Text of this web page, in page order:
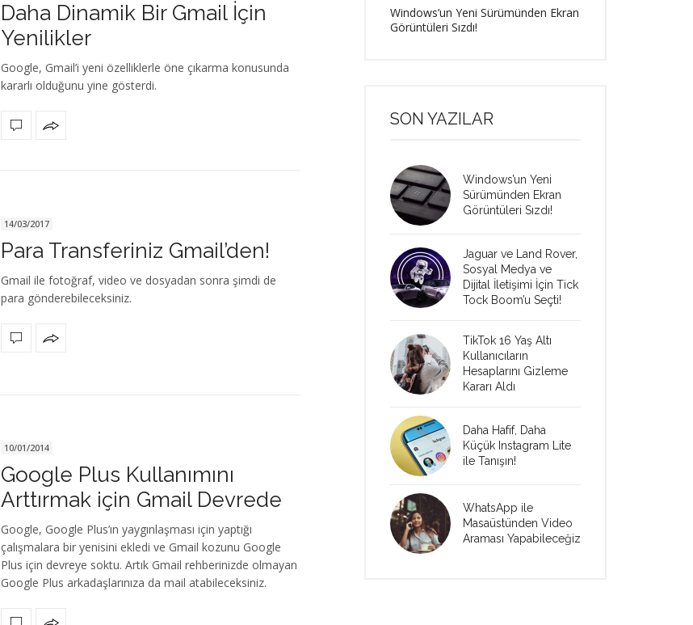
Daha Dinamik Bir Gmail İçin
Yenilikler
Google, Gmail’i yeni özelliklerle öne çıkarma konusunda
kararlı olduğunu yine gösterdi.
14/03/2017
Para Transferiniz Gmail’den!
Gmail ile fotoğraf, video ve dosyadan sonra şimdi de
para gönderebileceksiniz.
10/01/2014
Google Plus Kullanımını
Arttırmak için Gmail Devrede
Google, Google Plus’ın yaygınlaşması için yaptığı
çalışmalara bir yenisini ekledi ve Gmail kozunu Google
Plus için devreye soktu. Artık Gmail rehberinizde olmayan
Google Plus arkadaşlarınıza da mail atabileceksiniz.
Windows’un Yeni Sürümünden Ekran
Görüntüleri Sızdı!
SON YAZILAR
Windows’un Yeni
Sürümünden Ekran
Görüntüleri Sızdı!
Jaguar ve Land Rover,
Sosyal Medya ve
Dijital İletişimi İçin Tick
Tock Boom’u Seçti!
TikTok 16 Yaş Altı
Kullanıcıların
Hesaplarını Gizleme
Kararı Aldı
Daha Hafif, Daha
Küçük Instagram Lite
ile Tanışın!
WhatsApp ile
Masaüstünden Video
Araması Yapabileceğiz